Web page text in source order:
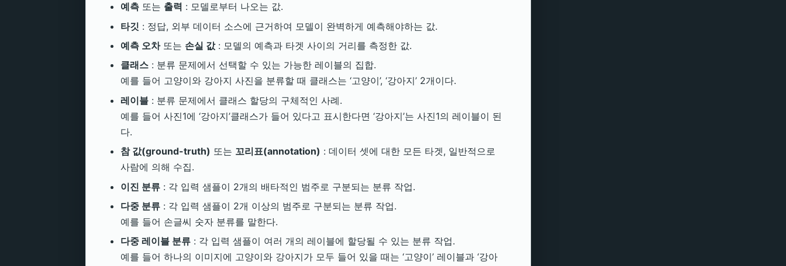
예측 또는 출력 : 모델로부터 나오는 값.
타깃 : 정답, 외부 데이터 소스에 근거하여 모델이 완벽하게 예측해야하는 값.
예측 오차또는 손실 값: 모델의 예측과 타겟 사이의 거리를 측정한 값.
클래스 : 분류 문제에서 선택할 수 있는 가능한 레이블의 집합.
예를 들어 고양이와 강아지 사진을 분류할 때 클래스는 ‘고양이’, ‘강아지’ 2개이다.
레이블 : 분류 문제에서 클래스 할당의 구체적인 사례.
예를 들어 사진1에 ‘강아지’클래스가 들어 있다고 표시한다면 ‘강아지’는 사진1의 레이블이 된
다.
참 값(ground-truth) 또는 꼬리표(annotation) : 데이터 셋에 대한 모든 타겟, 일반적으로
사람에 의해 수집.
이진 분류 : 각 입력 샘플이 2개의 배타적인 범주로 구분되는 분류 작업.
다중 분류 : 각 입력 샘플이 2개 이상의 범주로 구분되는 분류 작업.
예를 들어 손글씨 숫자 분류를 말한다.
다중 레이블 분류 : 각 입력 샘플이 여러 개의 레이블에 할당될 수 있는 분류 작업.
예를 들어 하나의 이미지에 고양이와 강아지가 모두 들어 있을 때는 ‘고양이’ 레이블과 ‘강아